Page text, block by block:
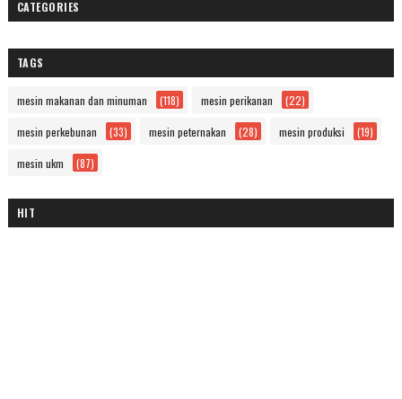
CATEGORIES
TAGS
mesin makanan dan minuman (118) mesin perikanan (22)
mesin perkebunan (33) mesin peternakan (28) mesin produksi (19)
mesin ukm (87)
HIT